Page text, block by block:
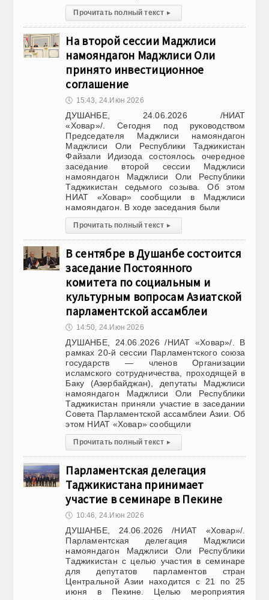
Прочитать полный текст ▸
На второй сессии Маджлиси
намояндагон Маджлиси Оли
принято инвестиционное
соглашение
🕔 15:43, 24.Июн 2026
ДУШАНБЕ, 24.06.2026 /НИАТ
«Ховар»/. Сегодня под руководством
Председателя Маджлиси намояндагон
Маджлиси Оли Республики Таджикистан
Файзали Идизода состоялось очередное
заседание второй сессии Маджлиси
намояндагон Маджлиси Оли Республики
Таджикистан седьмого созыва. Об этом
НИАТ «Ховар» сообщили в Маджлиси
намояндагон. В ходе заседания были
Прочитать полный текст ▸
В сентябре в Душанбе состоится
заседание Постоянного
комитета по социальным и
культурным вопросам Азиатской
парламентской ассамблеи
🕔 14:50, 24.Июн 2026
ДУШАНБЕ, 24.06.2026 /НИАТ «Ховар»/. В
рамках 20-й сессии Парламентского союза
государств — членов Организации
исламского сотрудничества, проходящей в
Баку (Азербайджан), депутаты Маджлиси
намояндагон Маджлиси Оли Республики
Таджикистан приняли участие в заседании
Совета Парламентской ассамблеи Азии. Об
этом НИАТ «Ховар» сообщили
Прочитать полный текст ▸
Парламентская делегация
Таджикистана принимает
участие в семинаре в Пекине
🕔 10:46, 24.Июн 2026
ДУШАНБЕ, 24.06.2026 /НИАТ «Ховар»/.
Парламентская делегация Маджлиси
намояндагон Маджлиси Оли Республики
Таджикистан с целью участия в семинаре
для депутатов парламентов стран
Центральной Азии находится с 21 по 25
июня в Пекине. Целью мероприятия